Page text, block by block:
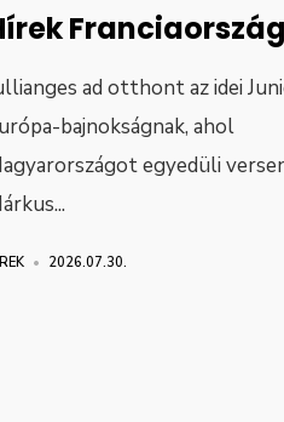
ad otthont az idei
bajnokságnak, ahol
egyedüli
...
• 2026.07.30.